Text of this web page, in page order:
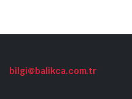
bilgi@balikca.com.tr